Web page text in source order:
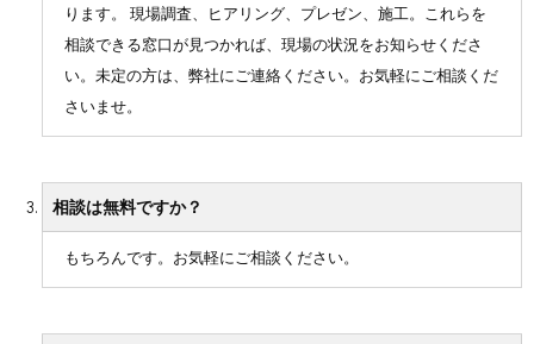
ります。 現場調査、ヒアリング、プレゼン、施工。これらを
相談できる窓口が見つかれば、現場の状況をお知らせくださ
い。未定の方は、弊社にご連絡ください。お気軽にご相談くだ
さいませ。
相談は無料ですか？
もちろんです。お気軽にご相談ください。